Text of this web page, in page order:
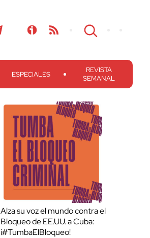
ESPECIALES
REVISTA
SEMANAL
Alza su voz el mundo contra el
Bloqueo de EE.UU. a Cuba:
¡#TumbaElBloqueo!